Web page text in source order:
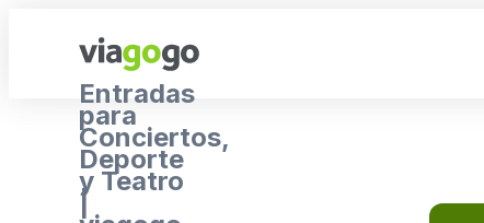
Entradas
para
Conciertos,
Deporte
y Teatro
|